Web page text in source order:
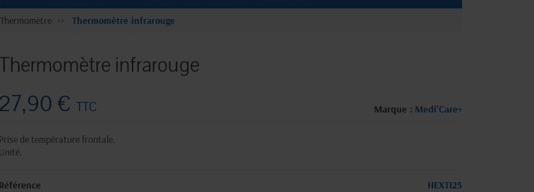
Thermomètre Thermomètre infrarouge
infrarouge
Marque : Medi'Care+
27,90 €TTC
Prise de température frontale.
Unité.
Référence HEXTI25